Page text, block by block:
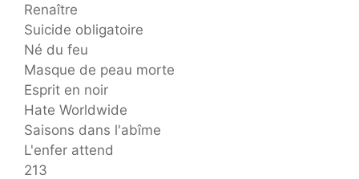
Renaître
Suicide obligatoire
Né du feu
Masque de peau morte
Esprit en noir
Hate Worldwide
Saisons dans l'abîme
L'enfer attend
213